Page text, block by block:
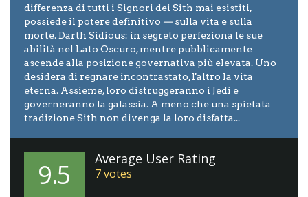
differenza di tutti i Signori dei Sith mai esistiti,
possiede il potere definitivo —sulla vita e sulla
morte. Darth Sidious: in segreto perfeziona le sue
abilità nel Lato Oscuro, mentre pubblicamente
ascende alla posizione governativa più elevata. Uno
desidera di regnare incontrastato, l'altro la vita
eterna. Assieme, loro distruggeranno i Jedi e
governeranno la galassia. A meno che una spietata
tradizione Sith non divenga la loro disfatta...
9.5 Average User Rating
7votes